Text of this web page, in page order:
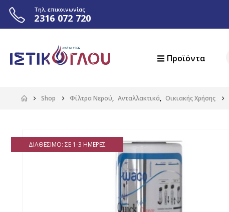
Τηλ. επικοινωνίας
2316 072 720
Προϊόντα
Shop Φίλτρα Νερού, Ανταλλακτικά, Οικιακής Χρήσης
ΔΙΑΘΈΣΙΜΟ: ΣΕ 1-3 ΗΜΈΡΕΣ